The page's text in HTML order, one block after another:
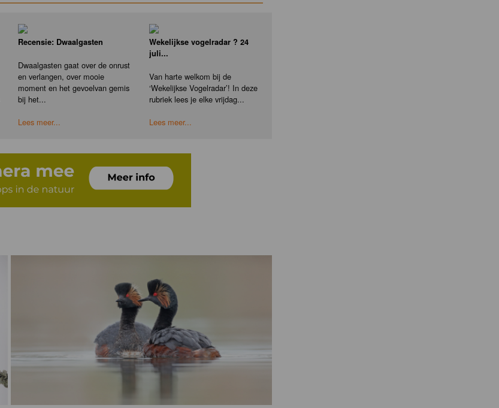
Recensie: Dwaalgasten
Dwaalgasten gaat over de onrust
en verlangen, over mooie
moment en het gevoelvan gemis
bij het...
Lees meer...
Wekelijkse vogelradar ? 24
juli...
Van harte welkom bij de
‘Wekelijkse Vogelradar’! In deze
rubriek lees je elke vrijdag...
Lees meer...